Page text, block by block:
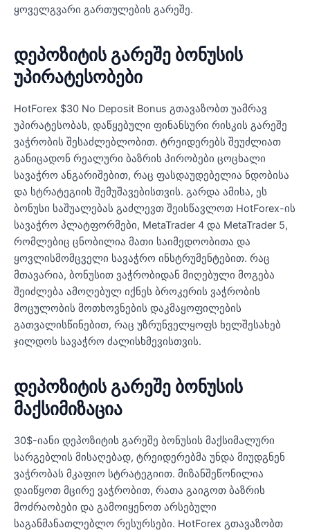
ყოველგვარი გართულების გარეშე.
დეპოზიტის გარეშე ბონუსის
უპირატესობები
HotForex $30 No Deposit Bonus გთავაზობთ უამრავ
უპირატესობას, დაწყებული ფინანსური რისკის გარეშე
ვაჭრობის შესაძლებლობით. ტრეიდერებს შეუძლიათ
განიცადონ რეალური ბაზრის პირობები ცოცხალი
სავაჭრო ანგარიშებით, რაც ფასდაუდებელია ნდობისა
და სტრატეგიის შემუშავებისთვის. გარდა ამისა, ეს
ბონუსი საშუალებას გაძლევთ შეისწავლოთ HotForex-ის
სავაჭრო პლატფორმები, MetaTrader 4 და MetaTrader 5,
რომლებიც ცნობილია მათი საიმედოობითა და
ყოვლისმომცველი სავაჭრო ინსტრუმენტებით. რაც
მთავარია, ბონუსით ვაჭრობიდან მიღებული მოგება
შეიძლება ამოღებულ იქნეს ბროკერის ვაჭრობის
მოცულობის მოთხოვნების დაკმაყოფილების
გათვალისწინებით, რაც უზრუნველყოფს ხელშესახებ
ჯილდოს სავაჭრო ძალისხმევისთვის.
დეპოზიტის გარეშე ბონუსის
მაქსიმიზაცია
30$-იანი დეპოზიტის გარეშე ბონუსის მაქსიმალური
სარგებლის მისაღებად, ტრეიდერებმა უნდა მიუდგნენ
ვაჭრობას მკაფიო სტრატეგიით. მიზანშეწონილია
დაიწყოთ მცირე ვაჭრობით, რათა გაიგოთ ბაზრის
მოძრაობები და გამოიყენოთ არსებული
საგანმანათლებლო რესურსები. HotForex გთავაზობთ